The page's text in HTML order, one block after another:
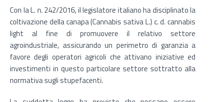
Con la L. n. 242/2016, il legislatore italiano ha disciplinato la
coltivazione della canapa (Cannabis sativa L.) c. d. cannabis
light al fine di promuovere il relativo settore
agroindustriale, assicurando un perimetro di garanzia a
favore degli operatori agricoli che attivano iniziative ed
investimenti in questo particolare settore sottratto alla
normativa sugli stupefacenti.